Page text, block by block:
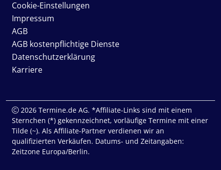
Cookie-Einstellungen
Impressum
AGB
AGB kostenpflichtige Dienste
Datenschutzerklärung
Karriere
2026 Termine.de AG. *Affiliate-Links sind mit einem
Sternchen (*) gekennzeichnet, vorläufige Termine mit einer
Tilde (~). Als Affiliate-Partner verdienen wir an
qualifizierten Verkäufen. Datums- und Zeitangaben:
Zeitzone Europa/Berlin.